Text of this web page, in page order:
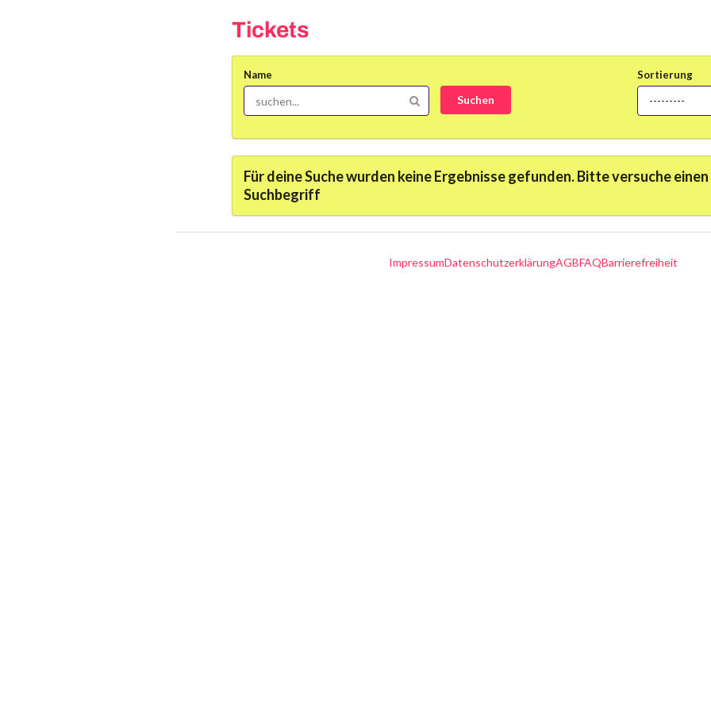
Tickets
Name Sortierung
---------
Für deine Suche wurden keine Ergebnisse gefunden. Bitte versuche
Suchbegriff
ImpressumDatenschutzerklärungAGBFAQBarrierefreiheit